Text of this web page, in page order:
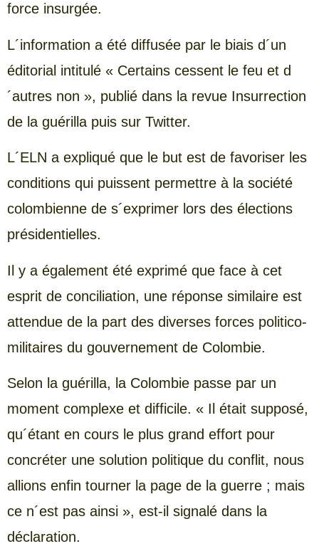
force insurgée.
L´information a été diffusée par le biais d´un
éditorial intitulé « Certains cessent le feu et d
´autres non », publié dans la revue Insurrection
de la guérilla puis sur Twitter.
L´ELN a expliqué que le but est de favoriser les
conditions qui puissent permettre à la société
colombienne de s´exprimer lors des élections
présidentielles.
Il y a également été exprimé que face à cet
esprit de conciliation, une réponse similaire est
attendue de la part des diverses forces politico-
militaires du gouvernement de Colombie.
Selon la guérilla, la Colombie passe par un
moment complexe et difficile. « Il était supposé,
qu´étant en cours le plus grand effort pour
concréter une solution politique du conflit, nous
allions enfin tourner la page de la guerre ; mais
ce n´est pas ainsi », est-il signalé dans la
déclaration.